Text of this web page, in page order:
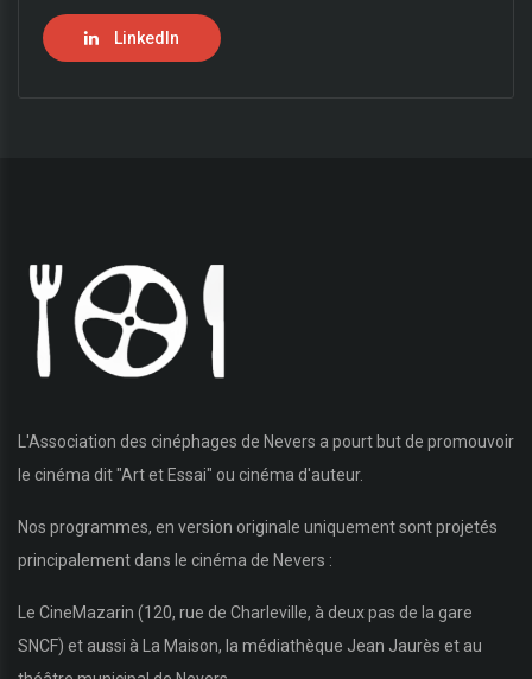
LinkedIn
L'Association des cinéphages de Nevers a pourt but de promouvoir
le cinéma dit "Art et Essai" ou cinéma d'auteur.
Nos programmes, en version originale uniquement sont projetés
principalement dans le cinéma de Nevers :
Le CineMazarin (120, rue de Charleville, à deux pas de la gare
SNCF) et aussi à La Maison, la médiathèque Jean Jaurès et au